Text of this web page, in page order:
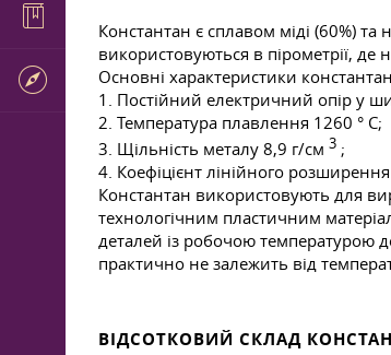
Константан є сплавом міді (60%)
використовуються в пірометрії,
Основні характеристики
1. Постійний електричний опір у
2. Температура плавлення 1260 ° C;
3. Щільність металу 8,9 г/см 3 ;
4. Коефіцієнт лінійного
Константан використовують для
технологічним пластичним
деталей із робочою температурою
практично не залежить від
ВІДСОТКОВИЙ СКЛАД